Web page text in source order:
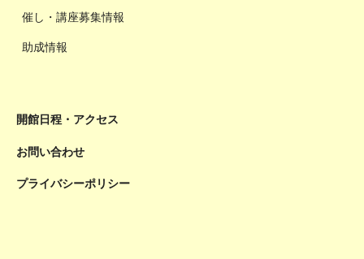
催し・講座募集情報
助成情報
開館日程・アクセス
お問い合わせ
プライバシーポリシー